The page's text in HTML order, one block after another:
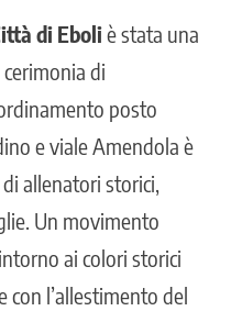
di Eboliè stata una
di
posto
e viale Amendola è
allenatori storici,
Un movimento
ai colori storici
con l’allestimento del